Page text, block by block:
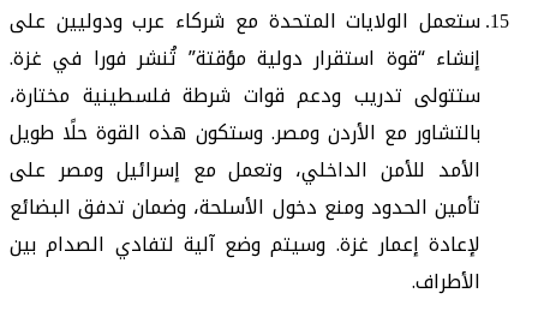
ستعمل الولايات المتحدة مع شركاء عرب ودوليين على
إنشاء “قوة استقرار دولية مؤقتة” تُنشر فورا في غزة.
ستتولى تدريب ودعم قوات شرطة فلسطينية مختارة،
بالتشاور مع الأردن ومصر. وستكون هذه القوة حلًا طويل
الأمد للأمن الداخلي، وتعمل مع إسرائيل ومصر على
تأمين الحدود ومنع دخول الأسلحة، وضمان تدفق البضائع
لإعادة إعمار غزة. وسيتم وضع آلية لتفادي الصدام بين
الأطراف.